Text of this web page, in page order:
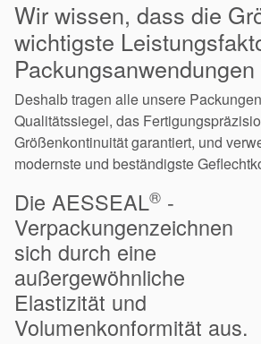
Wir wissen, dass die
wichtigste
Packungsanwendungen
Deshalb tragen alle unsere
Qualitätssiegel, das
Größenkontinuität garantiert, und
modernste und beständigste
Die AESSEAL® -
Verpackungenzeichnen
sich durch eine
außergewöhnliche
Elastizität und
Volumenkonformität aus.